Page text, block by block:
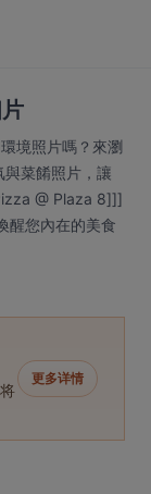
境照片嗎？來瀏
菜餚照片，讓
@ Plaza 8]]]
醒您內在的美食
更多详情